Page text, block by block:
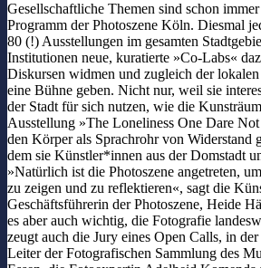
Gesellschaftliche Themen sind schon
Programm der Photoszene Köln. Diesmal
80 (!) Ausstellungen im gesamten
Institutionen neue, kuratierte »Co-Labs«
Diskursen widmen und zugleich der
eine Bühne geben. Nicht nur, weil sie
der Stadt für sich nutzen, wie die
Ausstellung »The Loneliness One Dare
den Körper als Sprachrohr von Widerstand
dem sie Künstler*innen aus der Domstadt
»Natürlich ist die Photoszene angetreten,
zu zeigen und zu reflektieren«, sagt die
Geschäftsführerin der Photoszene, Heide
es aber auch wichtig, die Fotografie
zeugt auch die Jury eines Open Calls, in
Leiter der Fotografischen Sammlung des